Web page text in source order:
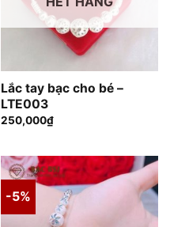
Lắc tay bạc cho bé –
LTE003
250,000₫
-5%